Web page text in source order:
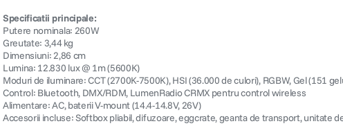
Specificatii principale:
Putere nominala: 260W
Greutate: 3,44 kg
Dimensiuni: 2,86 cm
Lumina: 12.830 lux @ 1m (5600K)
Moduri de iluminare: CCT (2700K-7500K), HSI (36.000 de culori), RGBW, Gel (151
Control: Bluetooth, DMX/RDM, LumenRadio CRMX pentru control wireless
Alimentare: AC, baterii V-mount (14.4-14.8V, 26V)
Accesorii incluse: Softbox pliabil, difuzoare, eggcrate, geanta de transport, unitate